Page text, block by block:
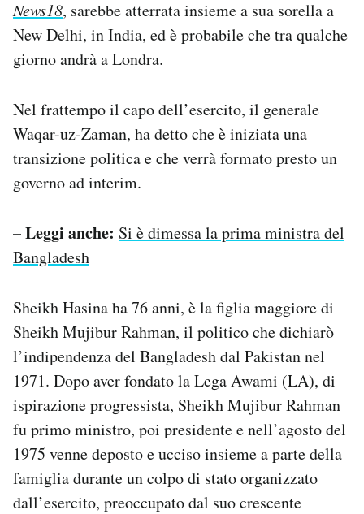
News18, sarebbe atterrata insieme a sua sorella a
New Delhi, in India, ed è probabile che tra qualche
giorno andrà a Londra.
Nel frattempo il capo dell’esercito, il generale
Waqar-uz-Zaman, ha detto che è iniziata una
transizione politica e che verrà formato presto un
governo ad interim.
– Leggi anche: Si è dimessa la prima ministra del
Bangladesh
Sheikh Hasina ha 76 anni, è la figlia maggiore di
Sheikh Mujibur Rahman, il politico che dichiarò
l’indipendenza del Bangladesh dal Pakistan nel
1971. Dopo aver fondato la Lega Awami (LA), di
ispirazione progressista, Sheikh Mujibur Rahman
fu primo ministro, poi presidente e nell’agosto del
1975 venne deposto e ucciso insieme a parte della
famiglia durante un colpo di stato organizzato
dall’esercito, preoccupato dal suo crescente